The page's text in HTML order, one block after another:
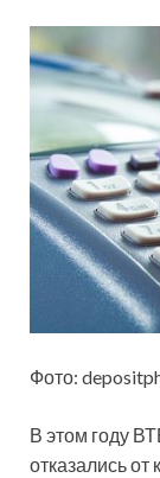
Фото:
В этом году
отказались